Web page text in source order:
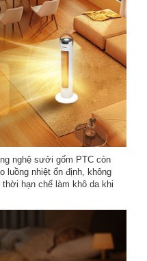
nghệ sưởi gốm PTC còn
luồng nhiệt ổn định, không
hạn chế làm khô da khi